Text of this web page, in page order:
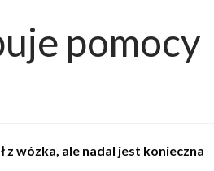
pomocy
wózka, ale nadal jest konieczna